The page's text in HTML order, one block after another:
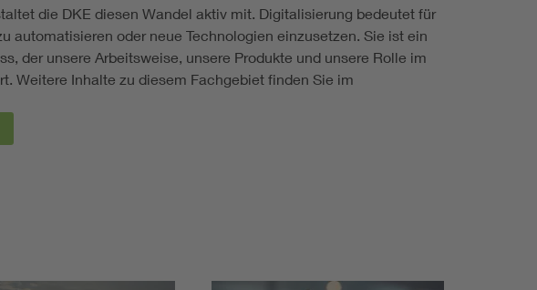
die DKE diesen Wandel aktiv mit. Digitalisierung bedeutet für
automatisieren oder neue Technologien einzusetzen. Sie ist ein
der unsere Arbeitsweise, unsere Produkte und unsere Rolle im
Weitere Inhalte zu diesem Fachgebiet finden Sie im